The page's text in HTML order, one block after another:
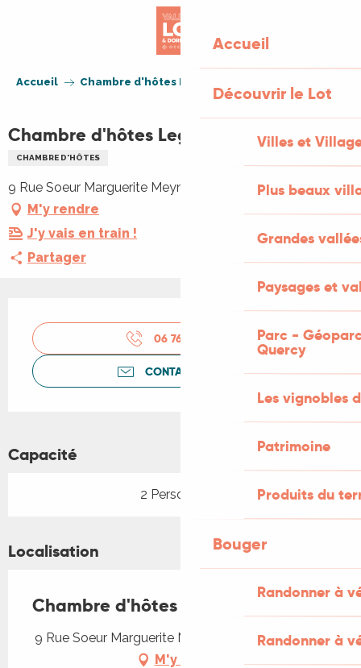
Accueil
Découvrir le Lot
Villes et
Plus beaux
Grandes
Paysages et
Parc -
Quercy
Les vignobles
Patrimoine
Produits du
Bouger
Randonner à
Randonner à
Accueil Chambre d'hôtes Legraverant
Chambre d'hôtes Legraverant
CHAMBRE D'HÔTES
9 Rue Soeur Marguerite Meynen, 46220 Prayssac
M'y rendre
J'y vais en train !
Partager
Ouverture et coordonnées
06 76 24 44
CONTACTEZ-NOUS
Capacité
2 Personne(s)
Localisation
Chambre d'hôtes Legraverant
9 Rue Soeur Marguerite Meynen, 46220 Prayssac
M'y rendre